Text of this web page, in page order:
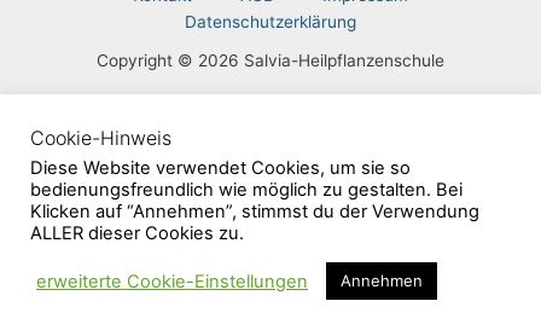
Datenschutzerklärung
Copyright © 2026 Salvia-Heilpflanzenschule
Cookie-Hinweis
Diese Website verwendet Cookies, um sie so
bedienungsfreundlich wie möglich zu gestalten. Bei
Klicken auf “Annehmen”, stimmst du der Verwendung
ALLER dieser Cookies zu.
erweiterte Cookie-Einstellungen Annehmen